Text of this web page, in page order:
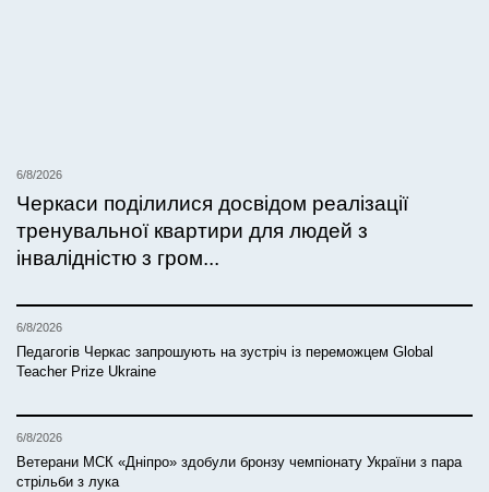
6/8/2026
Черкаси поділилися досвідом реалізації
тренувальної квартири для людей з
інвалідністю з гром...
6/8/2026
Педагогів Черкас запрошують на зустріч із переможцем Global
Teacher Prize Ukraine
6/8/2026
Ветерани МСК «Дніпро» здобули бронзу чемпіонату України з пара
стрільби з лука